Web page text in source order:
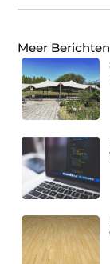
Meer Berichten